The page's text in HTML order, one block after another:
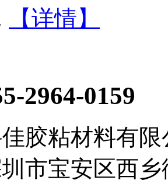
【详情】
2964-0159
胶粘材料有限
市宝安区西